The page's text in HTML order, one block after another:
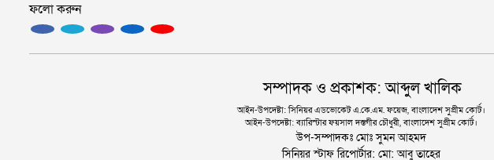
ফলো করুন
সম্পাদক ও প্রকাশক: আব্দুল খালিক
আইন-উপদেষ্টা: সিনিয়র এডভোকেট এ.কে.এম. ফয়েজ, বাংলাদেশ সুপ্রীম কোর্ট।
আইন-উপদেষ্টা: ব্যারিস্টার ফয়সাল দস্তগীর চৌধুরী, বাংলাদেশ সুপ্রীম কোর্ট।
উপ-সম্পাদকঃ মোঃ সুমন আহমদ
সিনিয়র স্টাফ রিপোর্টার: মো: আবু তাহের